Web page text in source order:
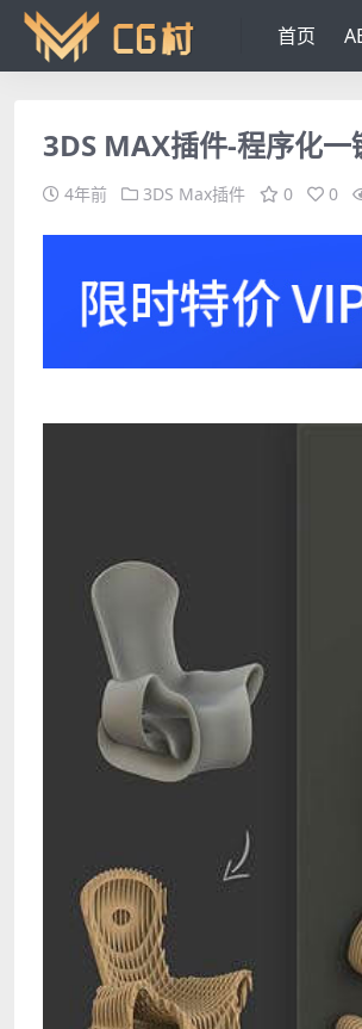
首页
3DS MAX插件-程序化
4年前 3DS Max插件 0 0